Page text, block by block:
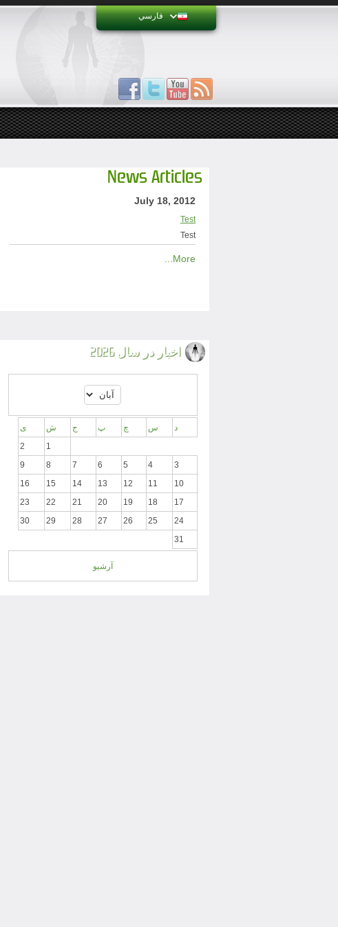
فارسي
News Articles
July 18, 2012
Test
Test
More...
اخبار در سال 2026
د س چ پ ج ش
ی
1
2
3
4
5
6
7
8
9
10
11
12
13
14
15
16
17
18
19
20
21
22
23
24
25
26
27
28
29
30
31
آرشیو